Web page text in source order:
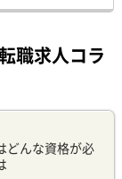
職求人コラ
どんな資格が必